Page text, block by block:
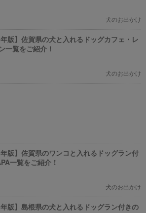
犬のお出かけ
年版】佐賀県の犬と入れるドッグカフェ・レ
一覧をご紹介！
犬のお出かけ
年版】佐賀県のワンコと入れるドッグラン付
一覧をご紹介！
犬のお出かけ
年版】島根県の犬と入れるドッグラン付きの